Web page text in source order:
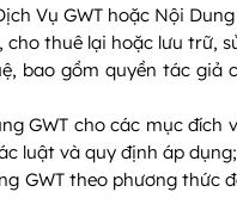
Vụ GWT hoặc Nội Dung
thuê lại hoặc lưu trữ,
bao gồm quyền tác giả
GWT cho các mục
luật và quy định áp dụng;
GWT theo phương